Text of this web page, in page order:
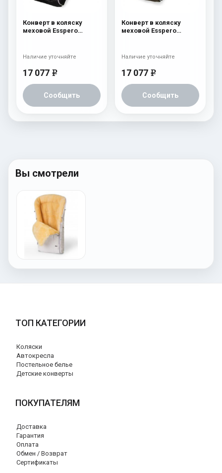
Конверт в коляску
меховой Esspero
Black
17 077 e
Сообщить
Наличие уточняйте
Конверт в коляску
меховой Esspero
Brown
17 077 e
Сообщить
Наличие уточняйте
Вы смотрели
ТОП КАТЕГОРИИ
Коляски
Автокресла
Постельное белье
Детские конверты
ПОКУПАТЕЛЯМ
Доставка
Гарантия
Оплата
Обмен / Возврат
Сертификаты